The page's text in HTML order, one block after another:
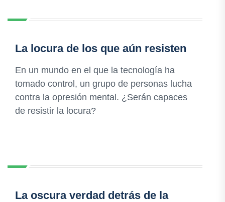
La locura de los que aún resisten
En un mundo en el que la tecnología ha
tomado control, un grupo de personas lucha
contra la opresión mental. ¿Serán capaces
de resistir la locura?
La oscura verdad detrás de la